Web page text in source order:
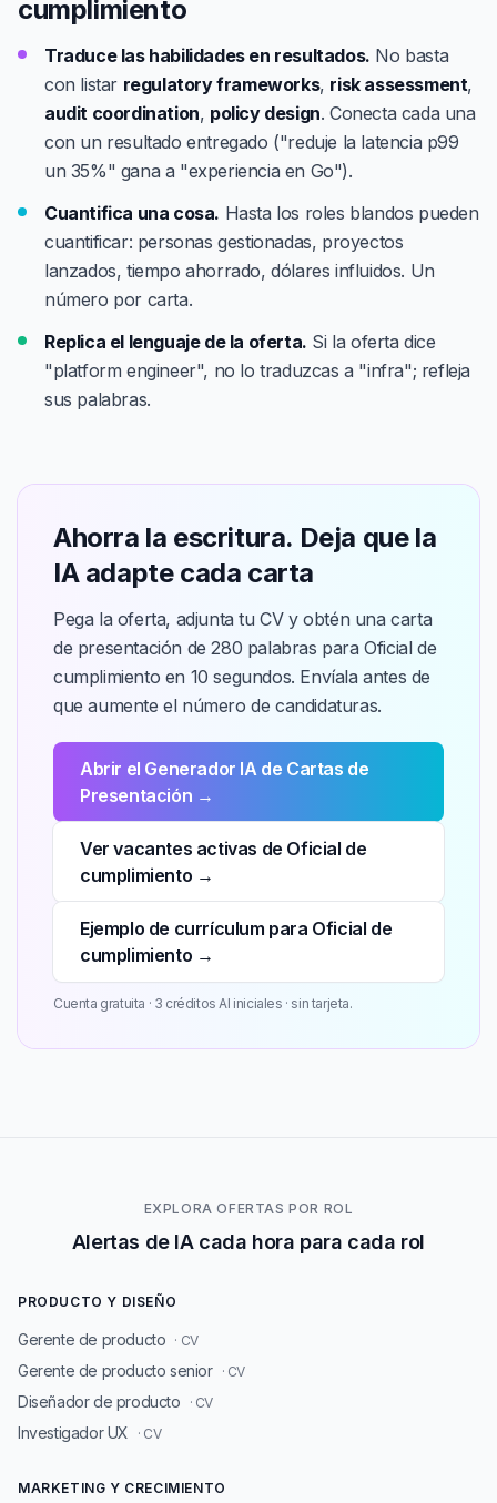
cumplimiento
Traduce las habilidades en resultados. No basta
con listar regulatory frameworks, risk assessment,
audit coordination, policy design. Conecta cada una
con un resultado entregado ("reduje la latencia p99
un 35%" gana a "experiencia en Go").
Cuantifica una cosa. Hasta los roles blandos pueden
cuantificar: personas gestionadas, proyectos
lanzados, tiempo ahorrado, dólares influidos. Un
número por carta.
Replica el lenguaje de la oferta. Si la oferta dice
"platform engineer", no lo traduzcas a "infra"; refleja
sus palabras.
Ahorra la escritura. Deja que la
IA adapte cada carta
Pega la oferta, adjunta tu CV y obtén una carta
de presentación de 280 palabras para Oficial de
cumplimiento en 10 segundos. Envíala antes de
que aumente el número de candidaturas.
Abrir el Generador IA de Cartas de
Presentación →
Ver vacantes activas de Oficial de
cumplimiento →
Ejemplo de currículum para Oficial de
cumplimiento →
Cuenta gratuita · 3 créditos AI iniciales · sin tarjeta.
EXPLORA OFERTAS POR ROL
Alertas de IA cada hora para cada rol
PRODUCTO Y DISEÑO
Gerente de producto · CV
Gerente de producto senior · CV
Diseñador de producto · CV
Investigador UX · CV
MARKETING Y CRECIMIENTO